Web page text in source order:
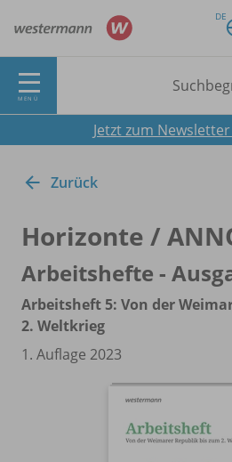
DE
MENÜ
Jetzt zum
Zurück
Horizonte /
Arbeitshefte -
Arbeitsheft 5: Von der
2. Weltkrieg
1. Auflage 2023